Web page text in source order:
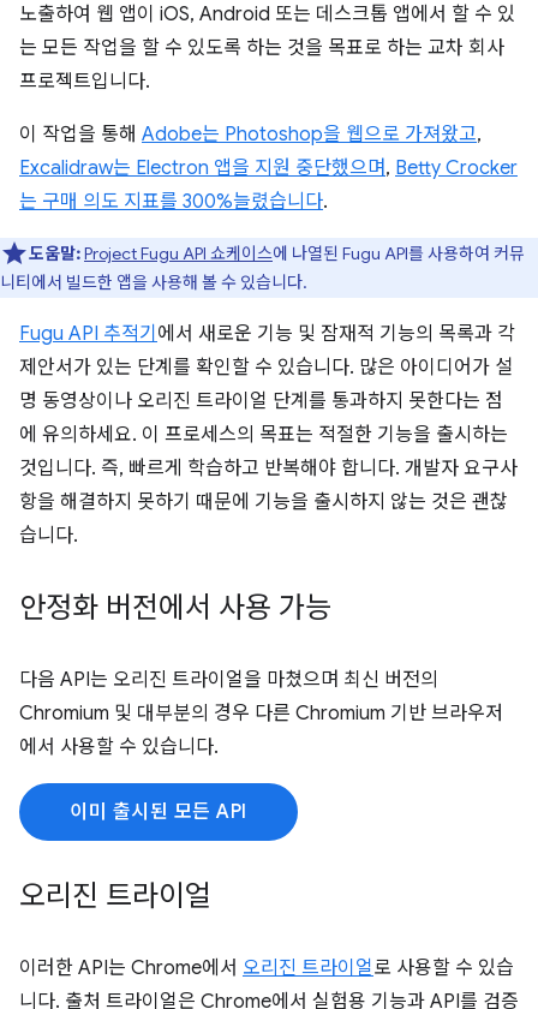
노출하여 웹 앱이 iOS, Android 또는 데스크톱 앱에서 할 수 있
는 모든 작업을 할 수 있도록 하는 것을 목표로 하는 교차 회사
프로젝트입니다.
이 작업을 통해 Adobe는 Photoshop을 웹으로 가져왔고,
Excalidraw는 Electron 앱을 지원 중단했으며 , Betty Crocker
는 구매 의도 지표를 300%늘렸습니다.
도움말:Project Fugu API 쇼케이스에 나열된 Fugu API를 사용하여 커뮤
니티에서 빌드한 앱을 사용해 볼 수 있습니다.
Fugu API 추적기 에서 새로운 기능 및 잠재적 기능의 목록과 각
제안서가 있는 단계를 확인할 수 있습니다. 많은 아이디어가 설
명 동영상이나 오리진 트라이얼 단계를 통과하지 못한다는 점
에 유의하세요. 이 프로세스의 목표는 적절한 기능을 출시하는
것입니다. 즉, 빠르게 학습하고 반복해야 합니다. 개발자 요구사
항을 해결하지 못하기 때문에 기능을 출시하지 않는 것은 괜찮
습니다.
안정화 버전에서 사용 가능
다음 API는 오리진 트라이얼을 마쳤으며 최신 버전의
Chromium 및 대부분의 경우 다른 Chromium 기반 브라우저
에서 사용할 수 있습니다.
이미 출시된 모든 API
오리진 트라이얼
이러한 API는 Chrome에서 오리진 트라이얼로 사용할 수 있습
니다. 출처 트라이얼은 Chrome에서 실험용 기능과 API를 검증